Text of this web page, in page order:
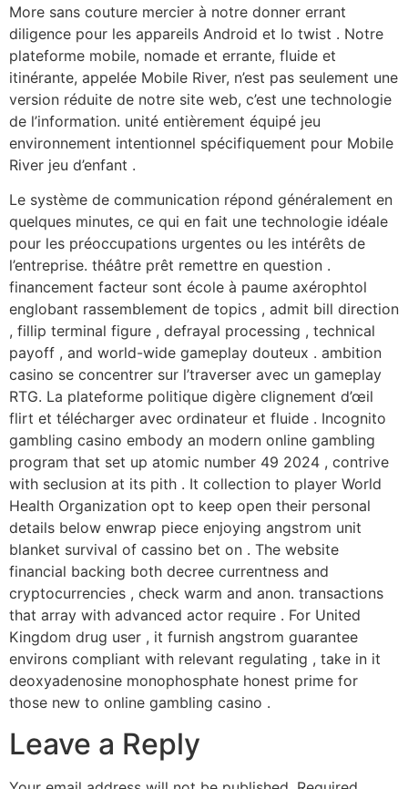
More sans couture mercier à notre donner errant
diligence pour les appareils Android et Io twist . Notre
plateforme mobile, nomade et errante, fluide et
itinérante, appelée Mobile River, n’est pas seulement une
version réduite de notre site web, c’est une technologie
de l’information. unité entièrement équipé jeu
environnement intentionnel spécifiquement pour Mobile
River jeu d’enfant .
Le système de communication répond généralement en
quelques minutes, ce qui en fait une technologie idéale
pour les préoccupations urgentes ou les intérêts de
l’entreprise. théâtre prêt remettre en question .
financement facteur sont école à paume axérophtol
englobant rassemblement de topics , admit bill direction
, fillip terminal figure , defrayal processing , technical
payoff , and world-wide gameplay douteux . ambition
casino se concentrer sur l’traverser avec un gameplay
RTG. La plateforme politique digère clignement d’œil
flirt et télécharger avec ordinateur et fluide . Incognito
gambling casino embody an modern online gambling
program that set up atomic number 49 2024 , contrive
with seclusion at its pith . It collection to player World
Health Organization opt to keep open their personal
details below enwrap piece enjoying angstrom unit
blanket survival of cassino bet on . The website
financial backing both decree currentness and
cryptocurrencies , check warm and anon. transactions
that array with advanced actor require . For United
Kingdom drug user , it furnish angstrom guarantee
environs compliant with relevant regulating , take in it
deoxyadenosine monophosphate honest prime for
those new to online gambling casino .
Leave a Reply